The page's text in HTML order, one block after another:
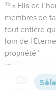
15 « Fils de
membres de
tout entière
loin de
propriété.’
16
l'Eternel :
même si je